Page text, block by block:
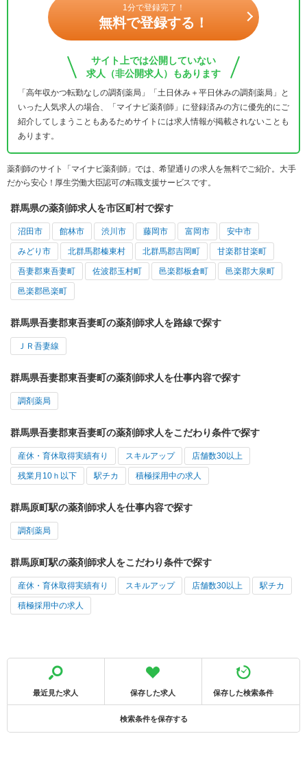
1分で登録完了！
無料で登録する！
サイト上では公開していない
求人（非公開求人）もあります
「高年収かつ転勤なしの調剤薬局」「土日休み＋平日休みの調剤薬局」と
いった人気求人の場合、「マイナビ薬剤師」に登録済みの方に優先的にご
紹介してしまうこともあるためサイトには求人情報が掲載されないことも
あります。
薬剤師のサイト「マイナビ薬剤師」では、希望通りの求人を無料でご紹介。大手
だから安心！厚生労働大臣認可の転職支援サービスです。
群馬県の薬剤師求人を市区町村で探す
沼田市 館林市 渋川市 藤岡市 富岡市 安中市
みどり市 北群馬郡榛東村 北群馬郡吉岡町 甘楽郡甘楽町
吾妻郡東吾妻町 佐波郡玉村町 邑楽郡板倉町 邑楽郡大泉町
邑楽郡邑楽町
群馬県吾妻郡東吾妻町の薬剤師求人を路線で探す
ＪＲ吾妻線
群馬県吾妻郡東吾妻町の薬剤師求人を仕事内容で探す
調剤薬局
群馬県吾妻郡東吾妻町の薬剤師求人をこだわり条件で探す
産休・育休取得実績有り スキルアップ 店舗数30以上
残業月10ｈ以下 駅チカ 積極採用中の求人
群馬原町駅の薬剤師求人を仕事内容で探す
調剤薬局
群馬原町駅の薬剤師求人をこだわり条件で探す
産休・育休取得実績有り スキルアップ 店舗数30以上 駅チカ
積極採用中の求人
最近見た求人 保存した求人 保存した検索条件
検索条件を保存する